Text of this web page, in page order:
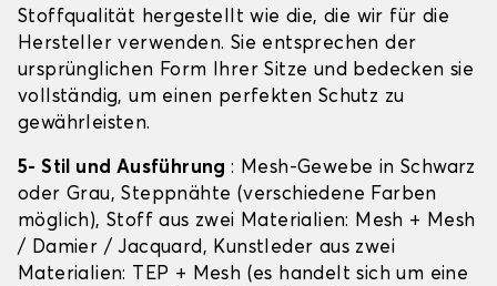
Stoffqualität hergestellt wie die, die wir für die
Hersteller verwenden. Sie entsprechen der
ursprünglichen Form Ihrer Sitze und bedecken sie
vollständig, um einen perfekten Schutz zu
gewährleisten.
5- Stil und Ausführung: Mesh-Gewebe in Schwarz
oder Grau, Steppnähte (verschiedene Farben
möglich), Stoff aus zwei Materialien: Mesh + Mesh
/ Damier / Jacquard, Kunstleder aus zwei
Materialien: TEP + Mesh (es handelt sich um eine